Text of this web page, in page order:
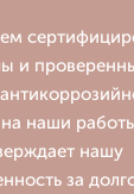
и
на наши
нашу
за